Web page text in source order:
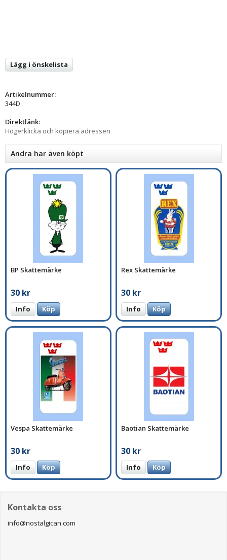
Lägg i önskelista
Artikelnummer:
344D
Direktlänk:
Högerklicka och kopiera adressen
Andra har även köpt
BP Skattemärke
30 kr
Info Köp
Rex Skattemärke
30 kr
Info Köp
Vespa Skattemärke
30 kr
Info Köp
Baotian Skattemärke
30 kr
Info Köp
Kontakta oss
info@nostalgican.com